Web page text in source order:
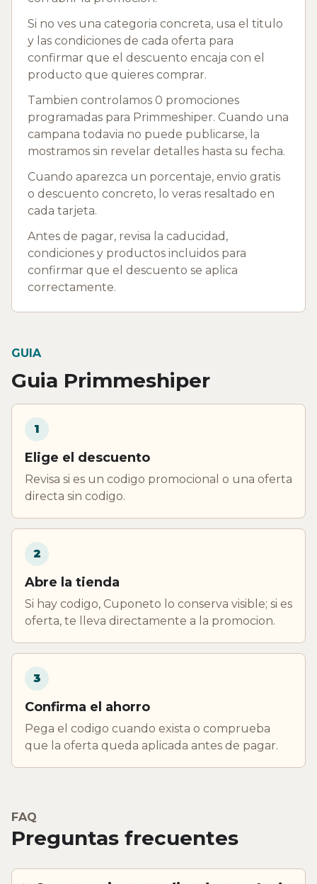
Si no ves una categoria concreta, usa el titulo
y las condiciones de cada oferta para
confirmar que el descuento encaja con el
producto que quieres comprar.
Tambien controlamos 0 promociones
programadas para Primmeshiper. Cuando una
campana todavia no puede publicarse, la
mostramos sin revelar detalles hasta su fecha.
Cuando aparezca un porcentaje, envio gratis
o descuento concreto, lo veras resaltado en
cada tarjeta.
Antes de pagar, revisa la caducidad,
condiciones y productos incluidos para
confirmar que el descuento se aplica
correctamente.
GUIA
Guia Primmeshiper
1
Elige el descuento
Revisa si es un codigo promocional o una oferta
directa sin codigo.
2
Abre la tienda
Si hay codigo, Cuponeto lo conserva visible; si es
oferta, te lleva directamente a la promocion.
3
Confirma el ahorro
Pega el codigo cuando exista o comprueba
que la oferta queda aplicada antes de pagar.
FAQ
Preguntas frecuentes